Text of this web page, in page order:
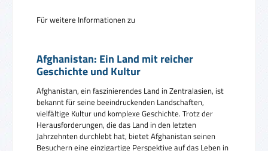
Für weitere Informationen zu
Afghanistan: Ein Land mit reicher
Geschichte und Kultur
Afghanistan, ein faszinierendes Land in Zentralasien, ist
bekannt für seine beeindruckenden Landschaften,
vielfältige Kultur und komplexe Geschichte. Trotz der
Herausforderungen, die das Land in den letzten
Jahrzehnten durchlebt hat, bietet Afghanistan seinen
Besuchern eine einzigartige Perspektive auf das Leben in